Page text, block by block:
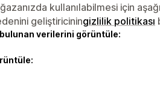
kullanılabilmesi için
geliştiriciningizlilik politikası
verilerini görüntüle: